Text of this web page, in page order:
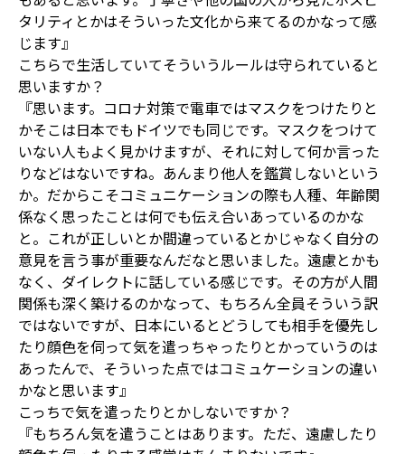
タリティとかはそういった文化から来てるのかなって感
じます』
こちらで生活していてそういうルールは守られていると
思いますか？
『思います。コロナ対策で電車ではマスクをつけたりと
かそこは日本でもドイツでも同じです。マスクをつけて
いない人もよく見かけますが、それに対して何か言った
りなどはないですね。あんまり他人を鑑賞しないという
か。だからこそコミュニケーションの際も人種、年齢関
係なく思ったことは何でも伝え合いあっているのかな
と。これが正しいとか間違っているとかじゃなく自分の
意見を言う事が重要なんだなと思いました。遠慮とかも
なく、ダイレクトに話している感じです。その方が人間
関係も深く築けるのかなって、もちろん全員そういう訳
ではないですが、日本にいるとどうしても相手を優先し
たり顔色を伺って気を遣っちゃったりとかっていうのは
あったんで、そういった点ではコミュケーションの違い
かなと思います』
こっちで気を遣ったりとかしないですか？
『もちろん気を遣うことはあります。ただ、遠慮したり